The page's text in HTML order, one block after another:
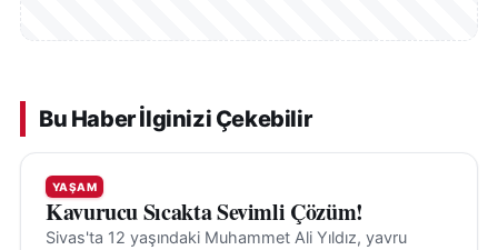
Bu Haber İlginizi Çekebilir
YAŞAM
Kavurucu Sıcakta Sevimli Çözüm!
Sivas'ta 12 yaşındaki Muhammet Ali Yıldız, yavru